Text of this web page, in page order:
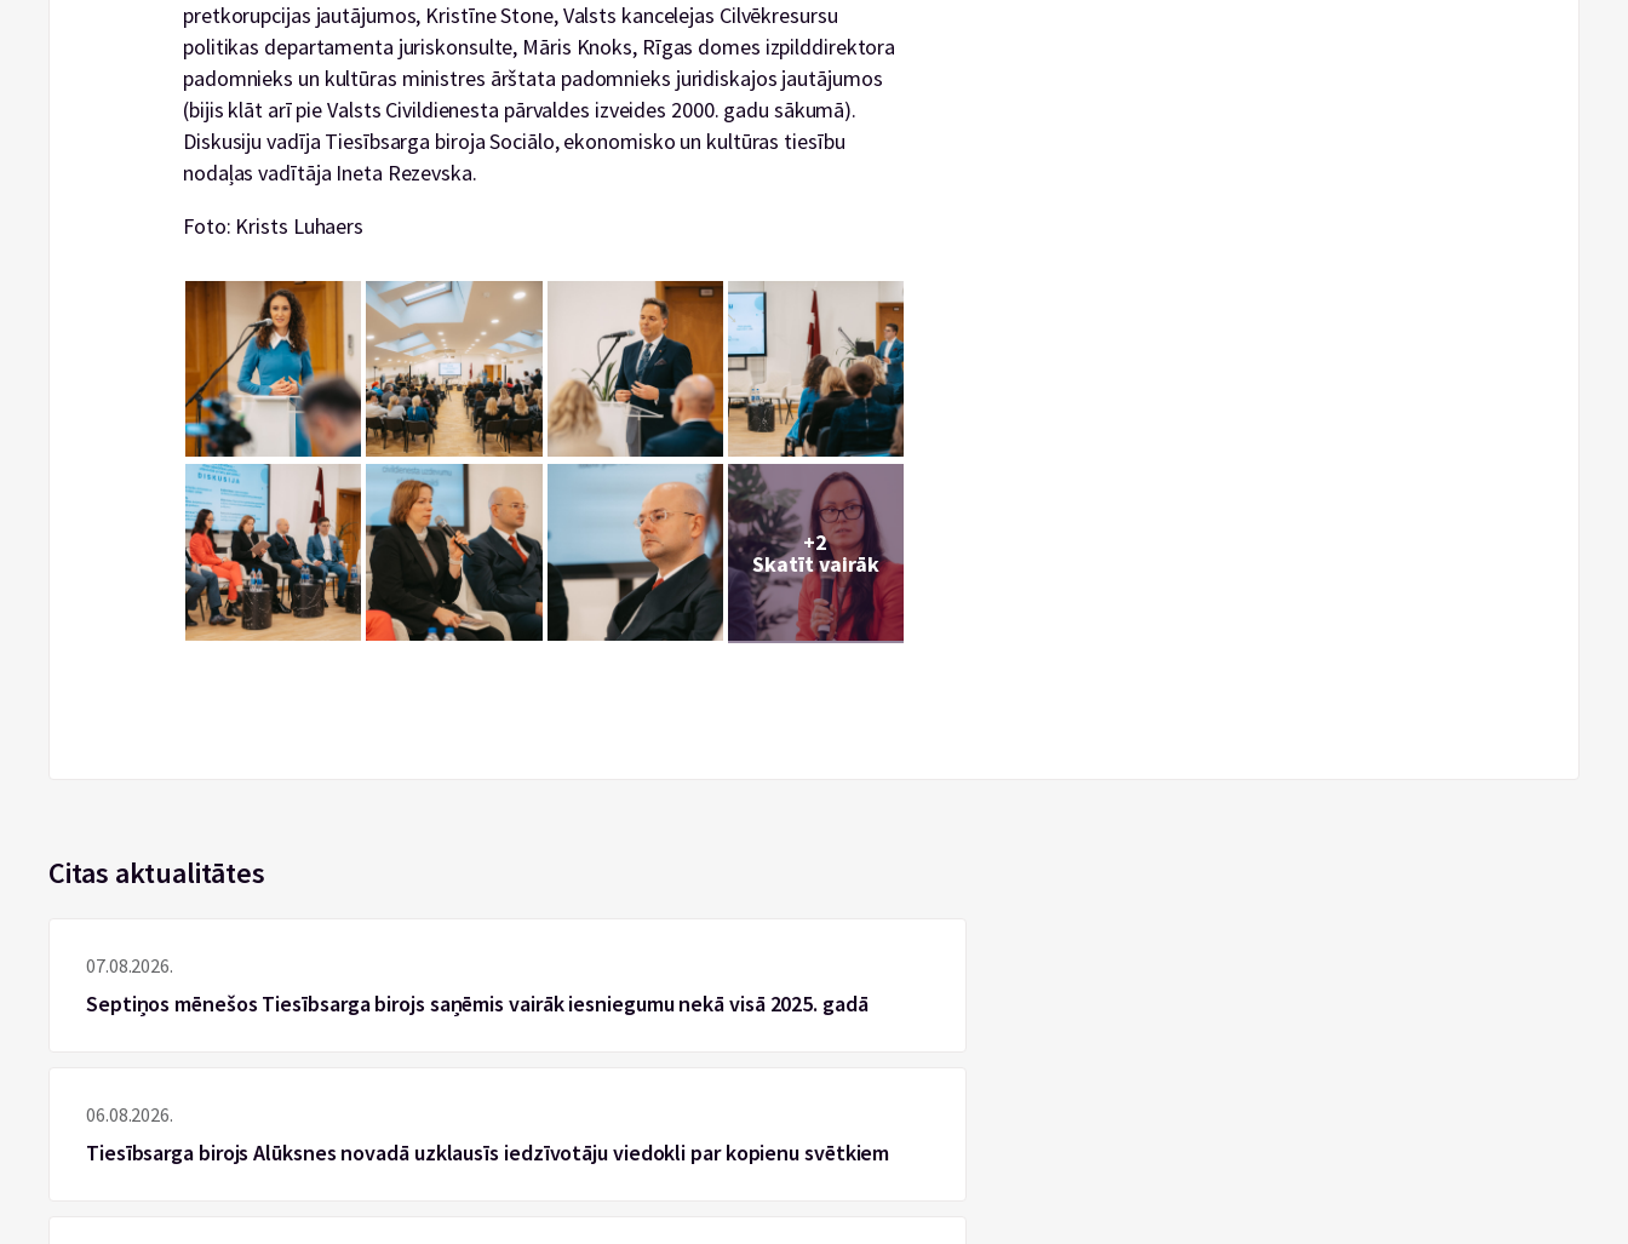
pretkorupcijas jautājumos, Kristīne Stone, Valsts kancelejas Cilvēkresursu
politikas departamenta juriskonsulte, Māris Knoks, Rīgas domes izpilddirektora
padomnieks un kultūras ministres ārštata padomnieks juridiskajos jautājumos
(bijis klāt arī pie Valsts Civildienesta pārvaldes izveides 2000. gadu sākumā).
Diskusiju vadīja Tiesībsarga biroja Sociālo, ekonomisko un kultūras tiesību
nodaļas vadītāja Ineta Rezevska.
Foto: Krists Luhaers
+2
Skatīt vairāk
Citas aktualitātes
07.08.2026.
Septiņos mēnešos Tiesībsarga birojs saņēmis vairāk iesniegumu nekā visā 2025. gadā
06.08.2026.
Tiesībsarga birojs Alūksnes novadā uzklausīs iedzīvotāju viedokli par kopienu svētkiem